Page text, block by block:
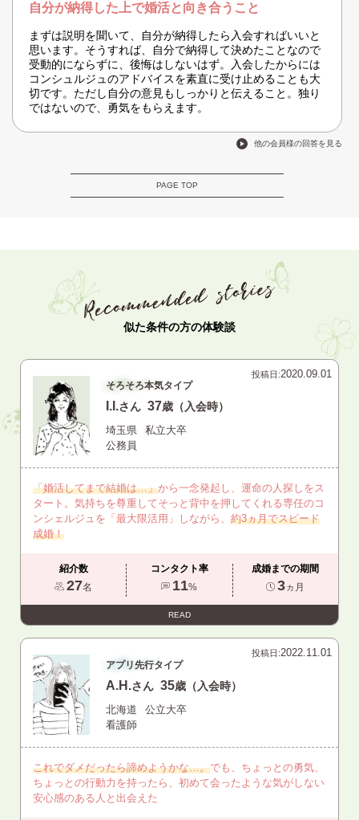
自分が納得した上で婚活と向き合うこと
まずは説明を聞いて、自分が納得したら入会すればいいと
思います。そうすれば、自分で納得して決めたことなので
受動的にならずに、後悔はしないはず。入会したからには
コンシュルジュのアドバイスを素直に受け止めることも大
切です。ただし自分の意見もしっかりと伝えること。独り
ではないので、勇気をもらえます。
他の会員様の回答を見る
PAGE TOP
似た条件の方の体験談
投稿日:2020.09.01
そろそろ本気タイプ
I.I.さん 37歳（入会時）
埼玉県
私立大卒
公務員
「婚活してまで結婚は…」から一念発起し、運命の人探しをス
タート。気持ちを尊重してそっと背中を押してくれる専任のコ
ンシェルジュを「最大限活用」しながら、 約3ヵ月でスピード
成婚！
紹介数
27名
コンタクト率
11%
成婚までの期間
3ヵ月
READ
投稿日:2022.11.01
アプリ先行タイプ
A.H.さん 35歳（入会時）
北海道
公立大卒
看護師
これでダメだったら諦めようかな…。でも、ちょっとの勇気、
ちょっとの行動力を持ったら、初めて会ったような気がしない
安心感のある人と出会えた